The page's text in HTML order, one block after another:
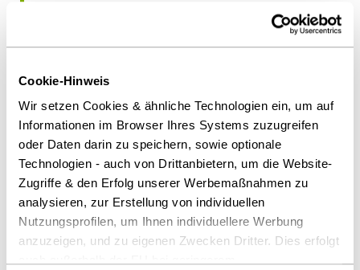
Cookie-Hinweis
Wir setzen Cookies & ähnliche Technologien ein, um auf
Informationen im Browser Ihres Systems zuzugreifen
oder Daten darin zu speichern, sowie optionale
Technologien - auch von Drittanbietern, um die Website-
Zugriffe & den Erfolg unserer Werbemaßnahmen zu
analysieren, zur Erstellung von individuellen
Nutzungsprofilen, um Ihnen individuellere Werbung
anzuzeigen, und zu eigenen Zwecken Dritter. Dies erfolgt
Diesen Artikel teilen